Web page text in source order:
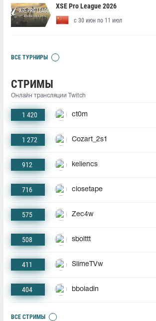
XSE Pro League 2026
с 30 июн по 11 июл
ВСЕ ТУРНИРЫ
СТРИМЫ
Онлайн трансляции Twitch
1 420 ct0m
1 272 Cozart_2s1
912 keliencs
716 closetape
575 Zec4w
508 sbolttt
411 SlimeTVw
404 bboladin
ВСЕ СТРИМЫ